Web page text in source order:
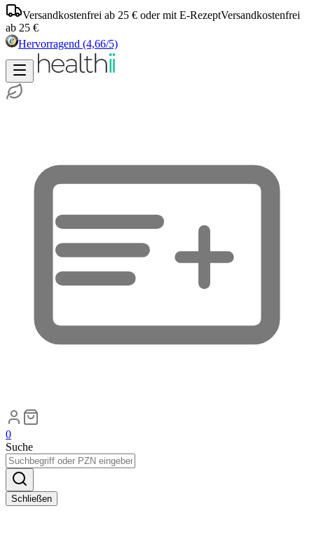
Versandkostenfrei ab 25 € oder mit E-RezeptVersandkostenfrei
ab 25 €
Hervorragend (4,66/5)
0
Suche
Schließen